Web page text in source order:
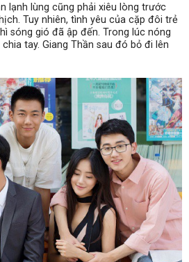
lạnh lùng cũng phải xiêu lòng trước
Tuy nhiên, tình yêu của cặp đôi trẻ
sóng gió đã ập đến. Trong lúc nóng
tay. Giang Thần sau đó bỏ đi lên